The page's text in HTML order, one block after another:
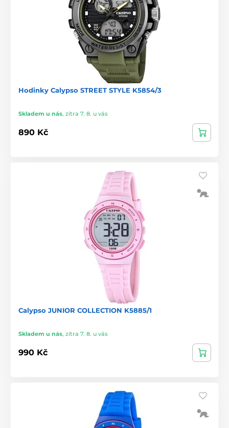
Hodinky Calypso STREET STYLE K5854/3
Skladem u nás, zítra 7. 8. u vás
890 Kč
Calypso JUNIOR COLLECTION K5885/1
Skladem u nás, zítra 7. 8. u vás
990 Kč